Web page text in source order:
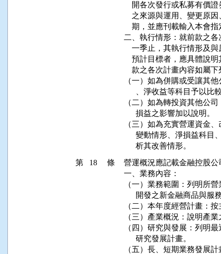
開各次發行或私募有價
之來源與運用、變更原
期，並應刊載輸入本會
二、執行情形：就前款之
一季止，其執行情形及
預計目標者，應具體說
款之各次計畫內容如屬
（一）如為併購或受讓其
、淨收益等科目予以比
（二）如為轉投資其他公
      損益之影響加以說明。
（三）如為充實營運資金
變動情形、淨損益科
      析其改善情形。
第 18 條
營運概況應記載金融控股
一、業務內容：
（一）業務範圍：列明所
開發之新金融商品與服
（二）本年度經營計畫：
（三）產業概況：說明產
（四）研究與發展：列明
      研究發展計畫。
（五）長、短期業務發展計